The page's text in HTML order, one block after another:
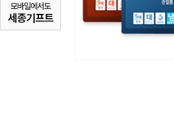
모바일에서도
세종기프트